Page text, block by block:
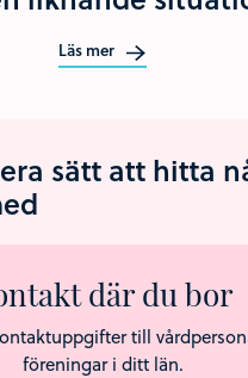
Läs mer
sätt att hitta
där du bor
till
föreningar i ditt län.